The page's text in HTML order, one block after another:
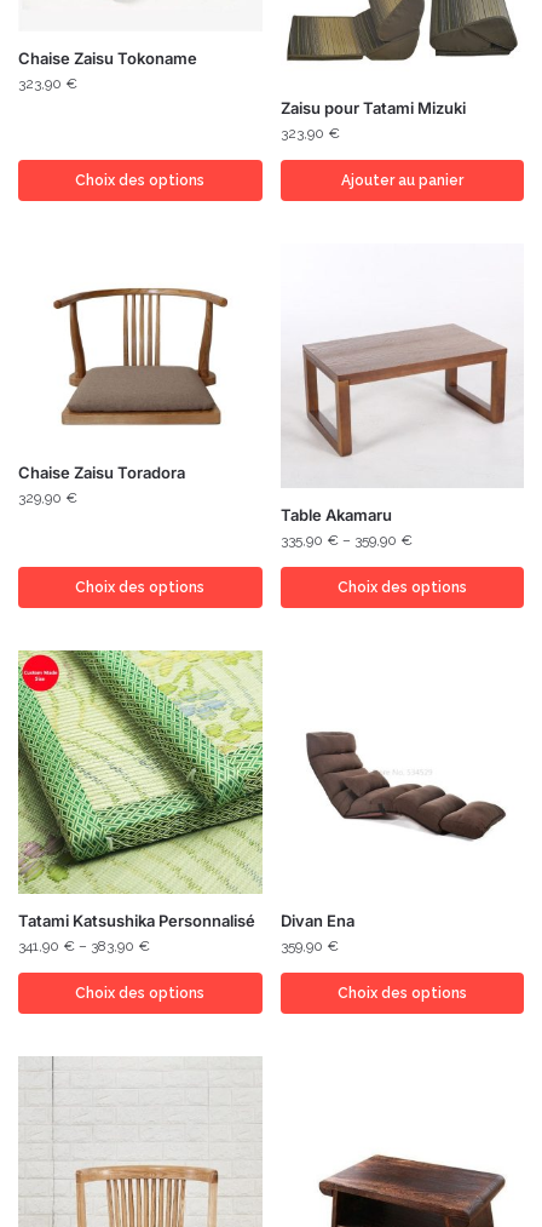
Chaise Zaisu Tokoname
323,90 €
Choix des options
Zaisu pour Tatami Mizuki
323,90 €
Ajouter au panier
Chaise Zaisu Toradora
329,90 €
Choix des options
Table Akamaru
335,90 € – 359,90 €
Choix des options
Tatami Katsushika Personnalisé
341,90 € – 383,90 €
Choix des options
Divan Ena
359,90 €
Choix des options